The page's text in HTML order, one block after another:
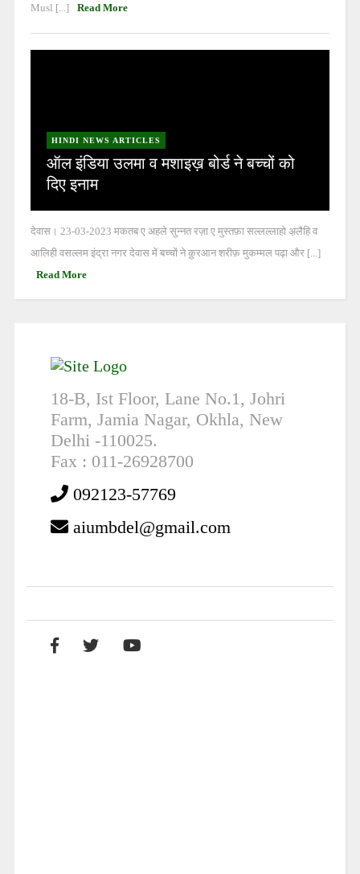
Musl [...]
Read More
HINDI NEWS ARTICLES
ऑल इंडिया उलमा व मशाइख़ बोर्ड ने बच्चों को
दिए इनाम
देवास। 23-03-2023 मकतब ए अहले सुन्नत रज़ा ए मुस्तफ़ा सल्लल्लाहो अ़लैहि व
आलिही वसल्लम इंद्रा नगर देवास में बच्चों ने क़ुरआन शरीफ़ मुकम्मल पढ़ा और [...]
Read More
18-B, Ist Floor, Lane No.1, Johri
Farm, Jamia Nagar, Okhla, New
Delhi -110025.
Fax : 011-26928700
092123-57769
aiumbdel@gmail.com